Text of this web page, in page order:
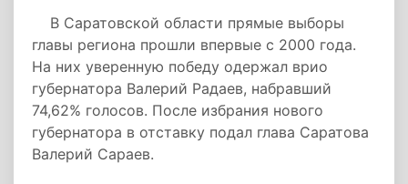
В Саратовской области прямые выборы
главы региона прошли впервые с 2000 года.
На них уверенную победу одержал врио
губернатора Валерий Радаев, набравший
74,62% голосов. После избрания нового
губернатора в отставку подал глава Саратова
Валерий Сараев.